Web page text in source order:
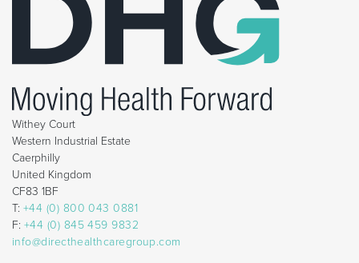
Withey Court
Western Industrial Estate
Caerphilly
United Kingdom
CF83 1BF
T: +44 (0) 800 043 0881
F: +44 (0) 845 459 9832
info@directhealthcaregroup.com